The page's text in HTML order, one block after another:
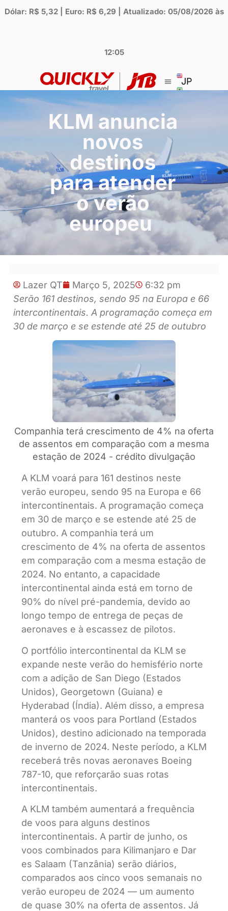
Dólar: R$ 5,32 | Euro: R$ 6,29 | Atualizado: 05/08/2026 às
12:05
JP
KLM anuncia
novos
destinos
para atender
o verão
europeu
Lazer QT Março 5, 2025
6:32 pm
Serão 161 destinos, sendo 95 na Europa e 66
intercontinentais. A programação começa em
30 de março e se estende até 25 de outubro
Companhia terá crescimento de 4% na oferta
de assentos em comparação com a mesma
estação de 2024 - crédito divulgação
A KLM voará para 161 destinos neste
verão europeu, sendo 95 na Europa e 66
intercontinentais. A programação começa
em 30 de março e se estende até 25 de
outubro. A companhia terá um
crescimento de 4% na oferta de assentos
em comparação com a mesma estação de
2024. No entanto, a capacidade
intercontinental ainda está em torno de
90% do nível pré-pandemia, devido ao
longo tempo de entrega de peças de
aeronaves e à escassez de pilotos.
O portfólio intercontinental da KLM se
expande neste verão do hemisfério norte
com a adição de San Diego (Estados
Unidos), Georgetown (Guiana) e
Hyderabad (Índia). Além disso, a empresa
manterá os voos para Portland (Estados
Unidos), destino adicionado na temporada
de inverno de 2024. Neste período, a KLM
receberá três novas aeronaves Boeing
787-10, que reforçarão suas rotas
intercontinentais.
A KLM também aumentará a frequência
de voos para alguns destinos
intercontinentais. A partir de junho, os
voos combinados para Kilimanjaro e Dar
es Salaam (Tanzânia) serão diários,
comparados aos cinco voos semanais no
verão europeu de 2024 — um aumento
de quase 30% na oferta de assentos. Já